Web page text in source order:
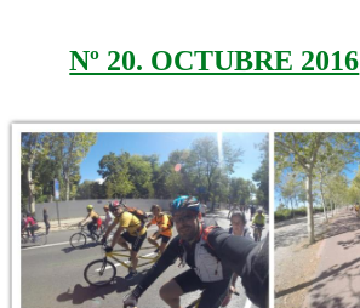
Nº 20. OCTUBRE 2016